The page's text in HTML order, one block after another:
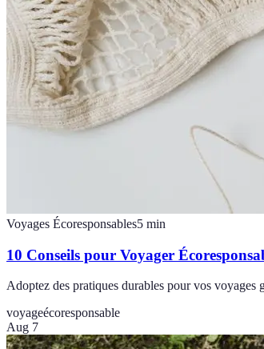
Voyages Écoresponsables5 min
10 Conseils pour Voyager
Adoptez des pratiques durables pour vos voyages
voyageécoresponsable
Aug 7